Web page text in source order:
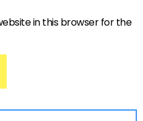
in this browser for the